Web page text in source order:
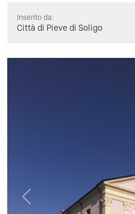
Inserito da:
Città di Pieve di Soligo
Previous